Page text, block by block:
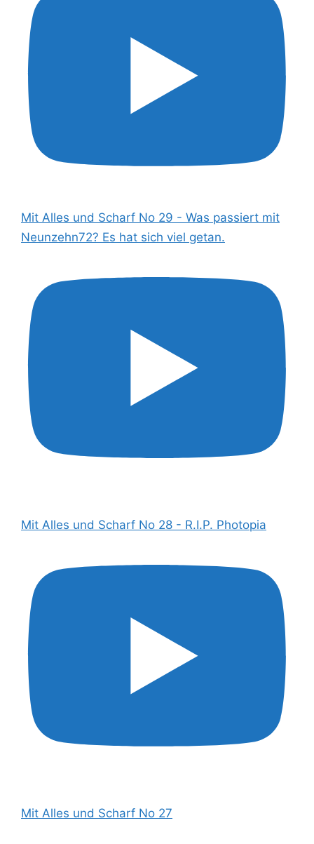
Mit Alles und Scharf No 29 - Was passiert mit
Neunzehn72? Es hat sich viel getan.
Mit Alles und Scharf No 28 - R.I.P. Photopia
Mit Alles und Scharf No 27